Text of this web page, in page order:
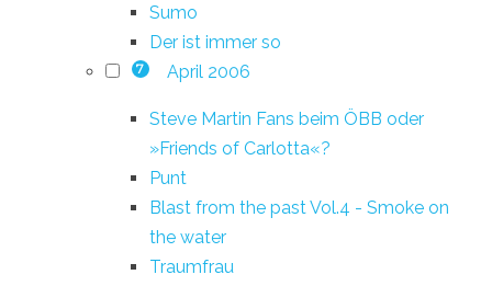
Sumo
Der ist immer so
7 April 2006
Steve Martin Fans beim ÖBB oder
»Friends of Carlotta«?
Punt
Blast from the past Vol.4 - Smoke on
the water
Traumfrau